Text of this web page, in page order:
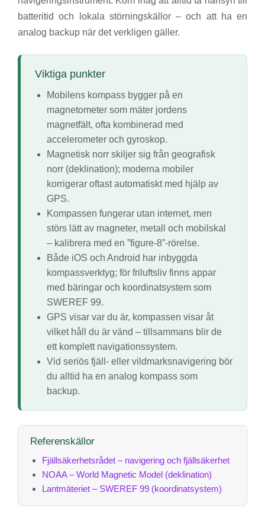
batteritid och lokala störningskällor – och att ha en
analog backup när det verkligen gäller.
Viktiga punkter
Mobilens kompass bygger på en
magnetometer som mäter jordens
magnetfält, ofta kombinerad med
accelerometer och gyroskop.
Magnetisk norr skiljer sig från geografisk
norr (deklination); moderna mobiler
korrigerar oftast automatiskt med hjälp av
GPS.
Kompassen fungerar utan internet, men
störs lätt av magneter, metall och mobilskal
– kalibrera med en ”figure-8”-rörelse.
Både iOS och Android har inbyggda
kompassverktyg; för friluftsliv finns appar
med bäringar och koordinatsystem som
SWEREF 99.
GPS visar var du är, kompassen visar åt
vilket håll du är vänd – tillsammans blir de
ett komplett navigationssystem.
Vid seriös fjäll- eller vildmarksnavigering bör
du alltid ha en analog kompass som
backup.
Referenskällor
Fjällsäkerhetsrådet – navigering och fjällsäkerhet
NOAA – World Magnetic Model (deklination)
Lantmäteriet – SWEREF 99 (koordinatsystem)